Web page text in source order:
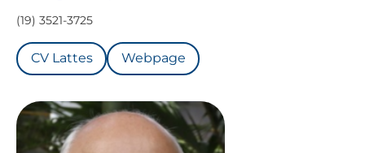
(19) 3521-3725
CV Lattes Webpage